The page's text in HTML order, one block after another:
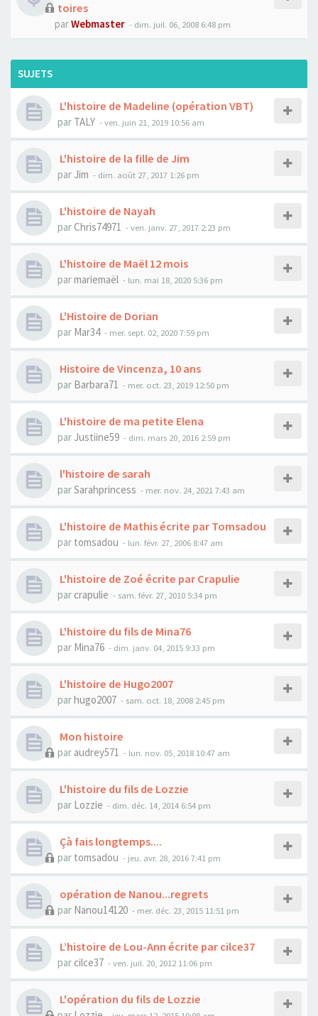
toires
parWebmaster - dim. juil. 06, 2008 6:48 pm
SUJETS
L'histoire de Madeline (opération VBT)
par TALY - ven. juin 21, 2019 10:56 am
L'histoire de la fille de Jim
par Jim - dim. août 27, 2017 1:26 pm
L'histoire de Nayah
parChris74971 - ven. janv. 27, 2017 2:23 pm
L'histoire de Maël 12 mois
parmariemaël - lun. mai 18, 2020 5:36 pm
L'Histoire de Dorian
par Mar34 - mer. sept. 02, 2020 7:59 pm
Histoire de Vincenza, 10 ans
par Barbara71 - mer. oct. 23, 2019 12:50 pm
L'histoire de ma petite Elena
par Justiine59 - dim. mars 20, 2016 2:59 pm
l'histoire de sarah
parSarahprincess - mer. nov. 24, 2021 7:43 am
L'histoire de Mathis écrite par Tomsadou
par tomsadou - lun. févr. 27, 2006 8:47 am
L'histoire de Zoé écrite par Crapulie
par crapulie - sam. févr. 27, 2010 5:34 pm
L'histoire du fils de Mina76
par Mina76 - dim. janv. 04, 2015 9:33 pm
L'histoire de Hugo2007
parhugo2007 - sam. oct. 18, 2008 2:45 pm
Mon histoire
par audrey571 - lun. nov. 05, 2018 10:47 am
L'histoire du fils de Lozzie
par Lozzie - dim. déc. 14, 2014 6:54 pm
Çà fais longtemps....
par tomsadou - jeu. avr. 28, 2016 7:41 pm
opération de Nanou...regrets
par Nanou14120 - mer. déc. 23, 2015 11:51 pm
L’histoire de Lou-Ann écrite par cilce37
par cilce37 - ven. juil. 20, 2012 11:06 pm
L'opération du fils de Lozzie